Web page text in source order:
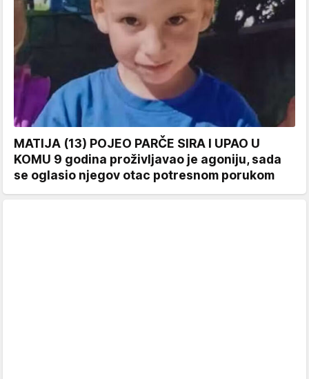
MATIJA (13) POJEO PARČE SIRA I UPAO U
KOMU 9 godina proživljavao je agoniju, sada
se oglasio njegov otac potresnom porukom